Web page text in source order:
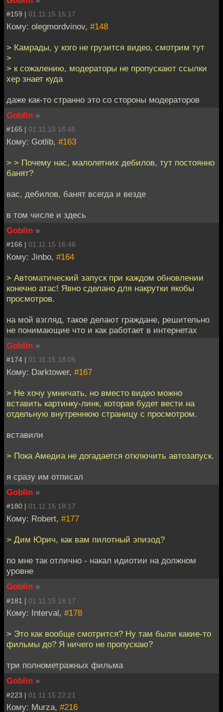
#159 | 01.11.15 15:17
Кому: olegmordvinov, #148
> Камрады, у кого не грузится видео, смотрим тут
>
> к сожалению, модераторы не пропускают ссылки
хер знает куда
даже как-то странно это со стороны модераторов
Goblin »
#165 | 01.11.15 16:45
Кому: Gotlib, #163
> > Почему нас, малолетних дебилов, тут постоянно
банят?
вас, дебилов, банят всегда и везде
в том числе и здесь
Goblin »
#166 | 01.11.15 16:46
Кому: Jinbo, #164
> Автоматический запуск при каждом обновлении
конечно атас! Явно сделано для накрутки якобы
просмотров.
на мой взгляд, такое делают граждане, решительно
не понимающие что и как работает в интернетах
Goblin »
#174 | 01.11.15 18:05
Кому: Darktower, #167
> Не хочу умничать, но вместо видео можно
вставить картинку-линк, которая будет вести на
отдельную внутреннюю страницу с просмотром.
вставили
> Пока Амедиа не догадается отключить автозапуск.
я сразу им отписал
Goblin »
#180 | 01.11.15 18:17
Кому: Robert, #177
> Дим Юрич, как вам пилотный эпизод?
по мне так отлично - накал идиотии на должном
уровне
Goblin »
#181 | 01.11.15 18:17
Кому: Interval, #178
> Это как вообще смотрится? Ну там были какие-то
фильмы до? Я ничего не пропускаю?
три полнометражных фильма
Goblin »
#223 | 01.11.15 22:21
Кому: Murza, #216